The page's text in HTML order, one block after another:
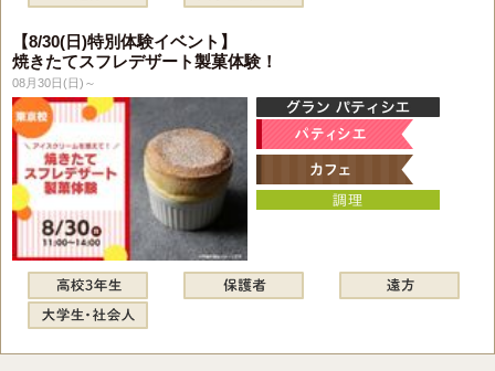
【8/30(日)特別体験イベント】
焼きたてスフレデザート製菓体験！
08月30日(日)～